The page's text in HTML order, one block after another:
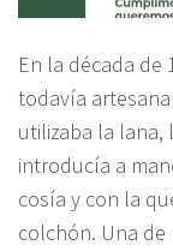
En la década de
todavía
utilizaba la lana,
introducía a
cosía y con la
colchón. Una de